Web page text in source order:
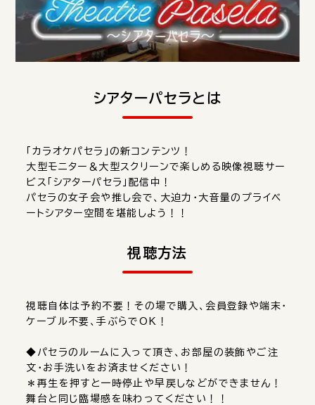
シアターパセラとは
「カラオケパセラ」の新コンテンツ！
大型モニター＆大型スクリーンで楽しめる映像視聴サー
ビス「シアターパセラ」配信中！
パセラの女子会や推し会で、大迫力・大音量のプライベ
ートシアター空間を堪能しよう！！
視聴方法
視聴自体は予約不要！その場で購入、会員登録や端末・
ケーブル不要、手ぶらでOK！
◆パセラのルームに入って頂き、お部屋の装飾やご注
文・お手洗いをお済ませください！
＊再生を押すと一時停止や早戻しなどができません！
舞台と同じ臨場感を味わってください！！